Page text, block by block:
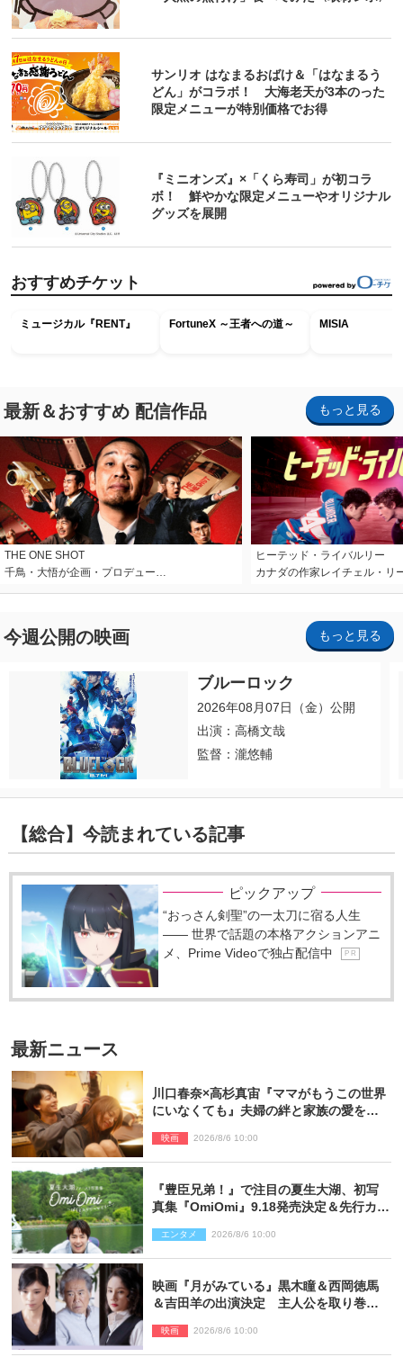
サンリオ はなまるおばけ＆「はなまるう
どん」がコラボ！ 大海老天が3本のった
限定メニューが特別価格でお得
『ミニオンズ』×「くら寿司」が初コラ
ボ！ 鮮やかな限定メニューやオリジナル
グッズを展開
おすすめチケット
ミュージカル『RENT』 FortuneX ～王者への道～ MISIA
最新＆おすすめ 配信作品 もっと見る
THE ONE SHOT
千鳥・大悟が企画・プロデュー…
ヒーテッド・ライバルリー
カナダの作家レイチェル・リ
今週公開の映画 もっと見る
ブルーロック
2026年08月07日（金）公開
出演：高橋文哉
監督：瀧悠輔
【総合】今読まれている記事
ピックアップ
“おっさん剣聖”の一太刀に宿る人生
―― 世界で話題の本格アクションアニ
メ、Prime Videoで独占配信中
P R
最新ニュース
川口春奈×高杉真宙『ママがもうこの世界
にいなくても』夫婦の絆と家族の愛を映
映画 2026/8/6 10:00
『豊臣兄弟！』で注目の夏生大湖、初写
真集『OmiOmi』9.18発売決定＆先行カッ
エンタメ 2026/8/6 10:00
映画『月がみている』黒木瞳＆西岡徳馬
＆吉田羊の出演決定 主人公を取り巻く
映画 2026/8/6 10:00